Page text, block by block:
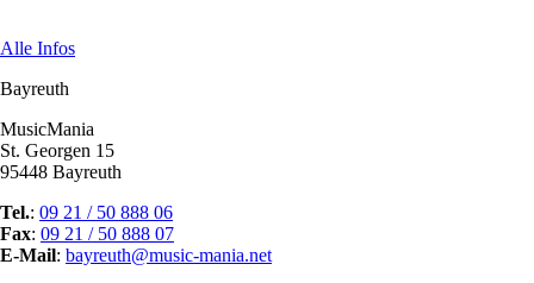
Youtube
Kanal
Partner
Kontakt
Alle Infos
Bayreuth
MusicMania
St. Georgen 15
95448 Bayreuth
Tel.: 09 21 / 50 888 06
Fax: 09 21 / 50 888 07
E-Mail: bayreuth@music-mania.net